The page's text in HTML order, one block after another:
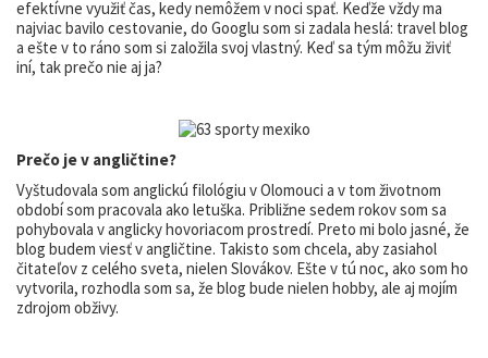
efektívne využiť čas, kedy nemôžem v noci spať. Keďže vždy ma
najviac bavilo cestovanie, do Googlu som si zadala heslá: travel blog
a ešte v to ráno som si založila svoj vlastný. Keď sa tým môžu živiť
iní, tak prečo nie aj ja?
Prečo je v angličtine?
Vyštudovala som anglickú filológiu v Olomouci a v tom životnom
období som pracovala ako letuška. Približne sedem rokov som sa
pohybovala v anglicky hovoriacom prostredí. Preto mi bolo jasné, že
blog budem viesť v angličtine. Takisto som chcela, aby zasiahol
čitateľov z celého sveta, nielen Slovákov. Ešte v tú noc, ako som ho
vytvorila, rozhodla som sa, že blog bude nielen hobby, ale aj mojím
zdrojom obživy.